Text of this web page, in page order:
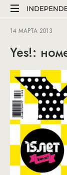
14 МАРТА 2013
Yes!: